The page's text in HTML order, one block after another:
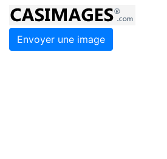
Envoyer une image